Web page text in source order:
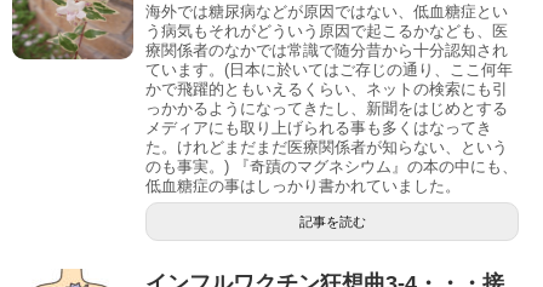
海外では糖尿病などが原因ではない、低血糖症とい
う病気もそれがどういう原因で起こるかなども、医
療関係者のなかでは常識で随分昔から十分認知され
ています。(日本に於いてはご存じの通り、ここ何年
かで飛躍的ともいえるくらい、ネットの検索にも引
っかかるようになってきたし、新聞をはじめとする
メディアにも取り上げられる事も多くはなってき
た。けれどまだまだ医療関係者が知らない、という
のも事実。) 『奇蹟のマグネシウム』の本の中にも、
低血糖症の事はしっかり書かれていました。
記事を読む